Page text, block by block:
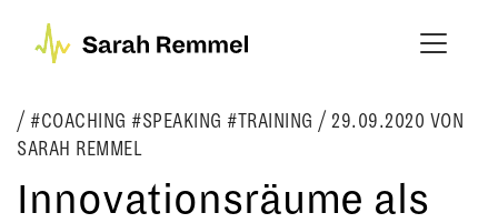
#COACHING #SPEAKING #TRAINING / 29.09.2020 VON
SARAH REMMEL
Innovationsräume als